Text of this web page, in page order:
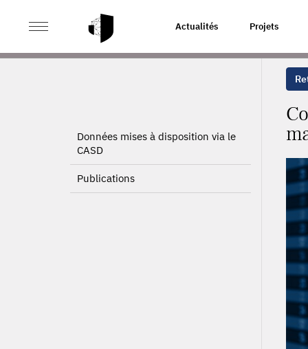
Actualités Projets
ACCUEIL CONCEPTION D’UN SYSTÈME
Données mises à disposition via le
CASD
Publications